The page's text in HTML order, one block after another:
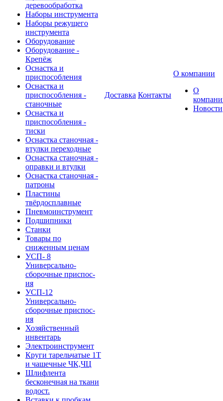
деревообработка
Наборы инструмента
Наборы режущего
инструмента
Оборудование
Оборудование -
Крепёж
Оснастка и
приспособления
Оснастка и
приспособления -
станочные
Оснастка и
приспособления -
тиски
Оснастка станочная -
втулки переходные
Оснастка станочная -
оправки и втулки
Оснастка станочная -
патроны
Пластины
твёрдосплавные
Пневмоинструмент
Подшипники
Станки
Товары по
сниженным ценам
УСП- 8
Универсально-
сборочные приспос-
ия
УСП-12
Универсально-
сборочные приспос-
ия
Хозяйственный
инвентарь
Электроинструмент
Круги тарельчатые 1Т
и чашечные ЧК,ЧЦ
Шлифлента
бесконечная на ткани
водост.
Доставка Контакты
О компании
О
Новости